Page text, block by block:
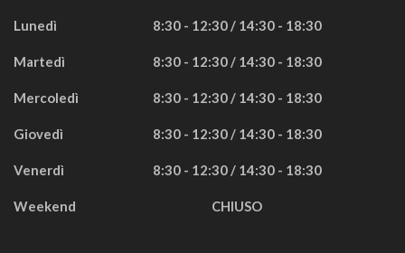
Lunedì 8:30 - 12:30 / 14:30 - 18:30
Martedì 8:30 - 12:30 / 14:30 - 18:30
Mercoledì 8:30 - 12:30 / 14:30 - 18:30
Giovedì 8:30 - 12:30 / 14:30 - 18:30
Venerdì 8:30 - 12:30 / 14:30 - 18:30
Weekend CHIUSO